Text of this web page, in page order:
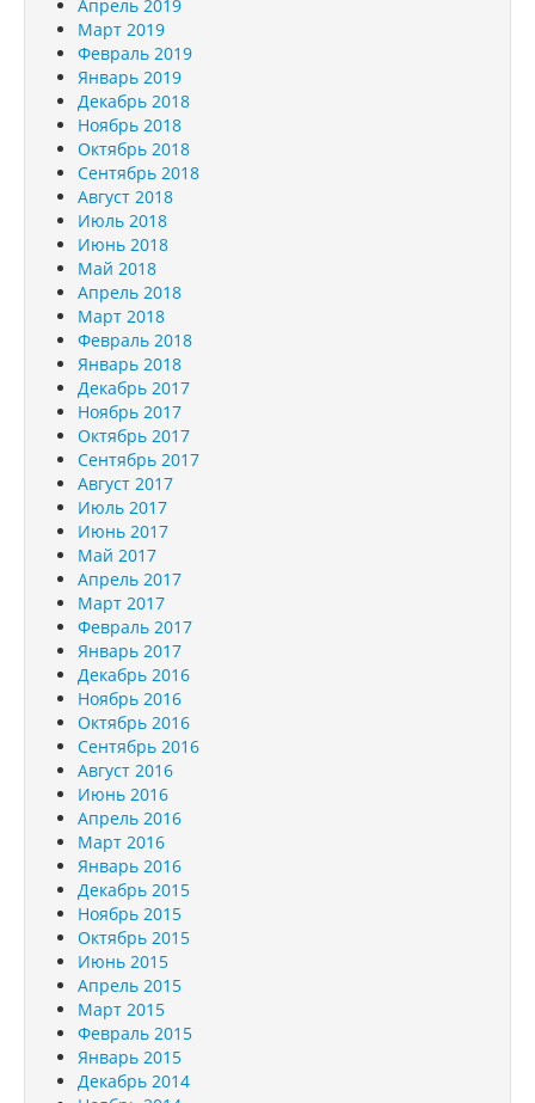
Апрель 2019
Март 2019
Февраль 2019
Январь 2019
Декабрь 2018
Ноябрь 2018
Октябрь 2018
Сентябрь 2018
Август 2018
Июль 2018
Июнь 2018
Май 2018
Апрель 2018
Март 2018
Февраль 2018
Январь 2018
Декабрь 2017
Ноябрь 2017
Октябрь 2017
Сентябрь 2017
Август 2017
Июль 2017
Июнь 2017
Май 2017
Апрель 2017
Март 2017
Февраль 2017
Январь 2017
Декабрь 2016
Ноябрь 2016
Октябрь 2016
Сентябрь 2016
Август 2016
Июнь 2016
Апрель 2016
Март 2016
Январь 2016
Декабрь 2015
Ноябрь 2015
Октябрь 2015
Июнь 2015
Апрель 2015
Март 2015
Февраль 2015
Январь 2015
Декабрь 2014